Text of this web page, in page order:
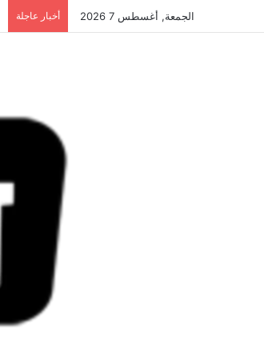
الجمعة, أغسطس 7 2026 أخبار عاجلة